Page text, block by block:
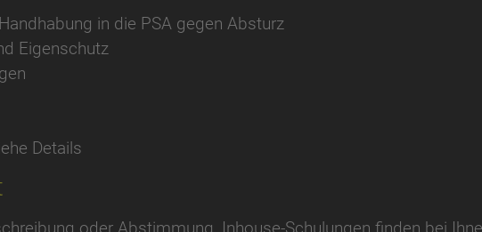
in die PSA gegen Absturz
Eigenschutz
Details